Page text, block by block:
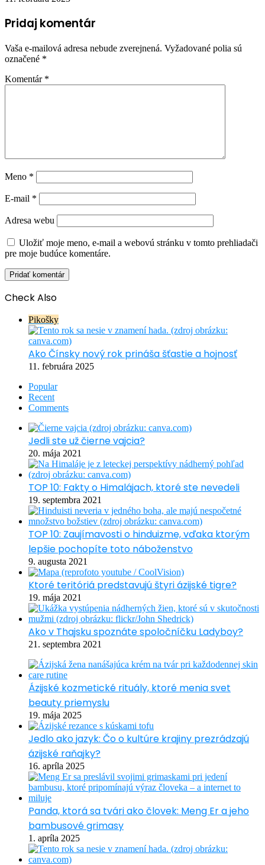
Pridaj komentár
Vaša e-mailová adresa nebude zverejnená. Vyžadované polia sú
označené *
Komentár *
Meno *
E-mail *
Adresa webu
Uložiť moje meno, e-mail a webovú stránku v tomto prehliadači
pre moje budúce komentáre.
Check Also
Pikošky
Ako Čínsky nový rok prináša šťastie a hojnosť
11. februára 2025
Popular
Recent
Comments
Jedli ste už čierne vajcia?
20. mája 2021
TOP 10: Fakty o Himalájach, ktoré ste nevedeli
19. septembra 2021
TOP 10: Zaujímavosti o hinduizme, vďaka ktorým
lepšie pochopíte toto náboženstvo
9. augusta 2021
Ktoré teritóriá predstavujú štyri ázijské tigre?
19. mája 2021
Ako v Thajsku spoznáte spoločníčku Ladyboy?
21. septembra 2021
Ázijské kozmetické rituály, ktoré menia svet
beauty priemyslu
19. mája 2025
Jedlo ako jazyk: Čo o kultúre krajiny prezrádzajú
ázijské raňajky?
16. apríla 2025
Panda, ktorá sa tvári ako človek: Meng Er a jeho
bambusové grimasy
1. apríla 2025